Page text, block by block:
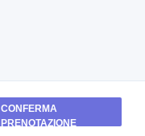
CONFERMA
PRENOTAZIONE